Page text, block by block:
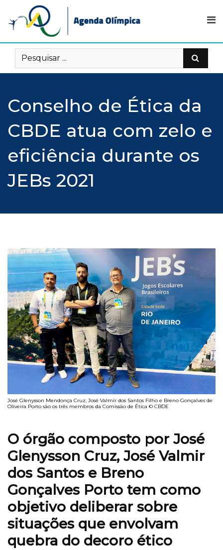
content
Conselho de Ética da
CBDE atua com zelo e
eficiência durante os
JEBs 2021
José Glenysson Mendonça Cruz, José Valmir dos Santos Filho e Breno Gonçalves de
Oliveira Porto são os três membros da Comissão de Ética © CBDE
O órgão composto por José
Glenysson Cruz, José Valmir
dos Santos e Breno
Gonçalves Porto tem como
objetivo deliberar sobre
situações que envolvam
quebra do decoro ético